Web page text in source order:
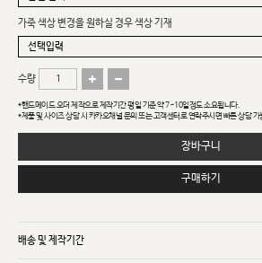
가죽 색상 변경을 원하실 경우 색상 기재
수량
*핸드메이드 오더 제작으로 제작기간 평일 기준 약 7~10일정도 소요됩니다.
*제품 및 사이즈 상담 시 카카오채널 문의 또는 고객센터로 연락주시면 빠른 상담 가
장바구니
구매하기
배송 및 제작기간